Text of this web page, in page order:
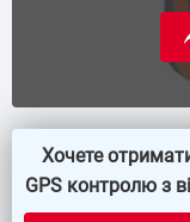
Хочете
GPS контролю з